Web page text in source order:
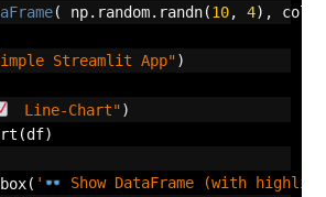
( np. random. randn(10, 4),
Streamlit App")
Line-Chart")
(df)
( '
Show DataFrame (with